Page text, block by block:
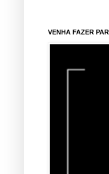
VENHA FAZER